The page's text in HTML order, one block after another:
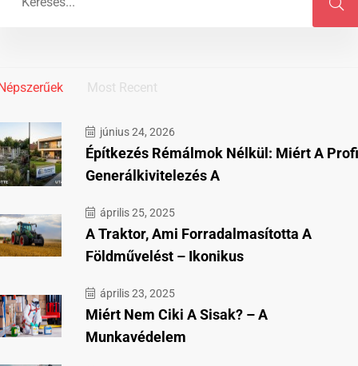
Most Recent
június 24, 2026
Építkezés Rémálmok Nélkül: Miért A Profi
Generálkivitelezés A
április 25, 2025
A Traktor, Ami Forradalmasította A
Földművelést – Ikonikus
április 23, 2025
Miért Nem Ciki A Sisak? – A
Munkavédelem